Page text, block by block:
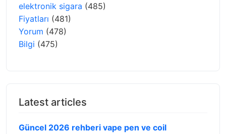
elektronik sigara (485)
Fiyatları (481)
Yorum (478)
Bilgi (475)
Latest articles
Güncel 2026 rehberi vape pen ve coil